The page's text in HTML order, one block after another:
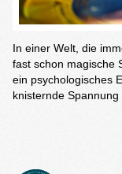
In einer Welt, die
fast schon magische
ein psychologisches
knisternde